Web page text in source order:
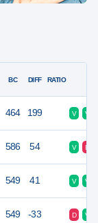
BC DIFF RATIO
464 199 V V
586 54 V D
549 41 V V
549 -33 D V